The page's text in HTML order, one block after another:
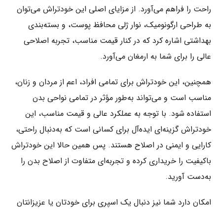
راحت را فراهم می‌آورد. از مزایای اصلی این خودتراش می‌توان
به طراحی ارگونومیک، نوار ژلی محافظ پوست، و بسته‌بندی
بهداشتی اشاره کرد که در کنار قیمت مناسب، تجربه اصلاحی
عالی را برای شما به ارمغان می‌آورد.
همچنین، این خودتراش برای تمامی افراد، اعم از مردان و زنان،
مناسب است و می‌تواند به‌طور مؤثر در تمامی نواحی بدن
استفاده شود. با توجه به عملکرد عالی و قیمت مناسب، این
خودتراش گزینه‌ای ایده‌آل برای کسانی است که به‌دنبال راحتی،
کارایی و ایمنی در اصلاح هستند. پس همین حالا این خودتراش
باکیفیت را خریداری کرده و تجربه‌ای متفاوت از اصلاح بدن را
به‌دست آورید.
امکان دارد شما نیز دنبال یک اسپری برای خودتان یا عزیزانتان